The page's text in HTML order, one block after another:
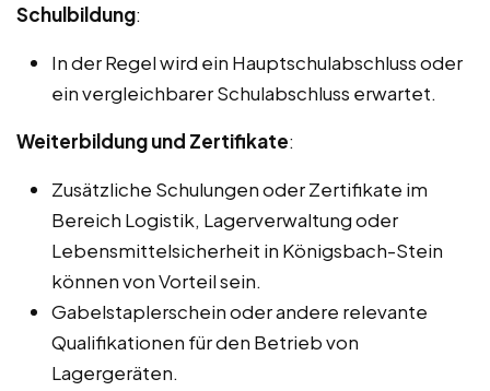
Schulbildung:
In der Regel wird ein Hauptschulabschluss oder
ein vergleichbarer Schulabschluss erwartet.
Weiterbildung und Zertifikate:
Zusätzliche Schulungen oder Zertifikate im
Bereich Logistik, Lagerverwaltung oder
Lebensmittelsicherheit in Königsbach-Stein
können von Vorteil sein.
Gabelstaplerschein oder andere relevante
Qualifikationen für den Betrieb von
Lagergeräten.